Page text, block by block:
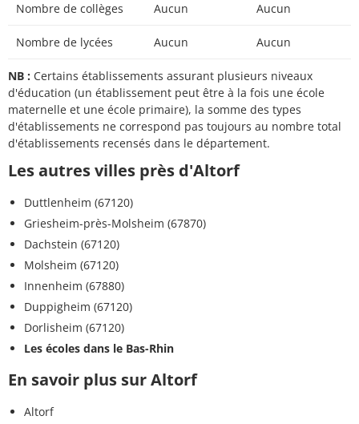
Nombre de collèges Aucun Aucun
Nombre de lycées Aucun Aucun
NB : Certains établissements assurant plusieurs niveaux
d'éducation (un établissement peut être à la fois une école
maternelle et une école primaire), la somme des types
d'établissements ne correspond pas toujours au nombre total
d'établissements recensés dans le département.
Les autres villes près d'Altorf
Duttlenheim (67120)
Griesheim-près-Molsheim (67870)
Dachstein (67120)
Molsheim (67120)
Innenheim (67880)
Duppigheim (67120)
Dorlisheim (67120)
Les écoles dans le Bas-Rhin
En savoir plus sur Altorf
Altorf